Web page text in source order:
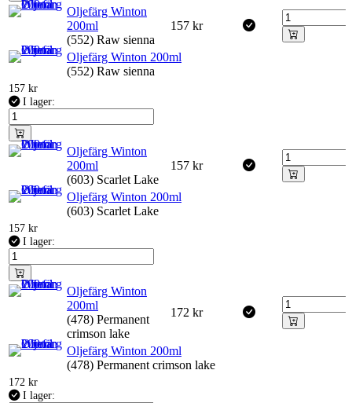
Oljefärg Winton
200ml
(552) Raw sienna
157 kr
Oljefärg Winton 200ml
(552) Raw sienna
157 kr
I lager:
Oljefärg Winton
200ml
(603) Scarlet Lake
157 kr
Oljefärg Winton 200ml
(603) Scarlet Lake
157 kr
I lager:
Oljefärg Winton
200ml
(478) Permanent
crimson lake
172 kr
Oljefärg Winton 200ml
(478) Permanent crimson lake
172 kr
I lager: